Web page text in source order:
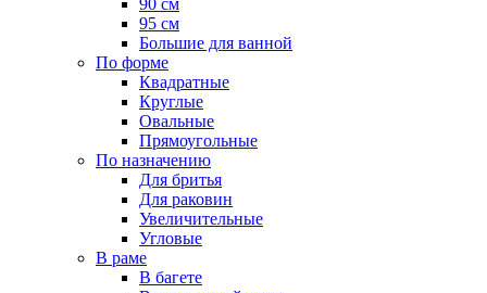
90 см
95 см
Большие для ванной
По форме
Квадратные
Круглые
Овальные
Прямоугольные
По назначению
Для бритья
Для раковин
Увеличительные
Угловые
В раме
В багете